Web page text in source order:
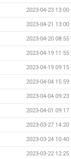
2023-04-23 13:00
2023-04-21 13:00
2023-04-20 08:55
2023-04-19 11:55
2023-04-19 09:15
2023-04-04 15:59
2023-04-04 09:23
2023-04-01 09:17
2023-03-27 14:20
2023-03-24 10:40
2023-03-22 12:25